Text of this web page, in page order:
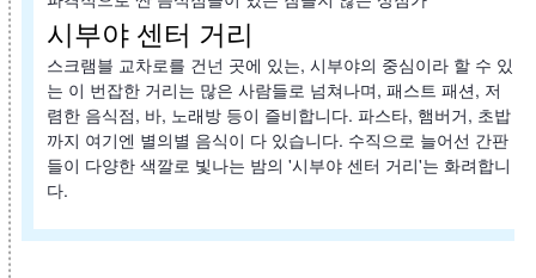
시부야 센터 거리
스크램블 교차로를 건넌 곳에 있는, 시부야의 중심이라 할 수 있
는 이 번잡한 거리는 많은 사람들로 넘쳐나며, 패스트 패션, 저
렴한 음식점, 바, 노래방 등이 즐비합니다. 파스타, 햄버거, 초밥
까지 여기엔 별의별 음식이 다 있습니다. 수직으로 늘어선 간판
들이 다양한 색깔로 빛나는 밤의 '시부야 센터 거리'는 화려합니
다.